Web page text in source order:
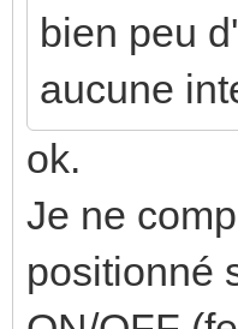
bien peu
aucune
ok.
Je ne
positionné